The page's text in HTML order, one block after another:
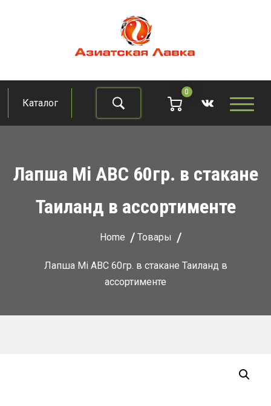
Азиатская лавка
Продукты из восточно-азиатских стран
Каталог
0
Лапша Mi ABC 60гр. в стакане
Таиланд в ассортименте
Home Товары
Лапша Mi ABC 60гр. в стакане Таиланд в
ассортименте